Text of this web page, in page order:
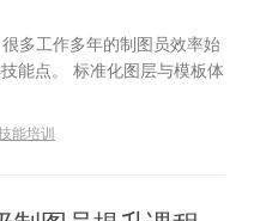
多工作多年的制图员效率始
能点。 标准化图层与模板体
能培训